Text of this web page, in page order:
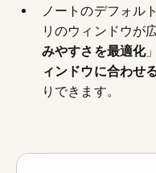
ノートのデフォル
リのウィンドウが
みやすさを最適化
ィンドウに合わせ
りできます。